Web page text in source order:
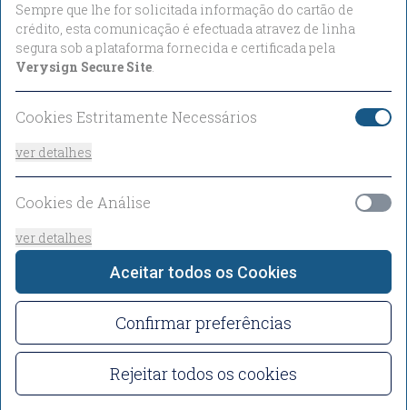
Promos
Códigos promocionais e tarifas especiais
Ver Tarifas
Sempre que lhe for solicitada informação do cartão de
crédito, esta comunicação é efectuada atravez de linha
segura sob a plataforma fornecida e certificada pela
Verysign Secure Site.
Cookies Estritamente Necessários
ver detalhes
Cookies de Análise
ver detalhes
Cookies de Funcionalidade ou Personalização
Aceitar todos os Cookies
Confirmar preferências
Rejeitar todos os cookies